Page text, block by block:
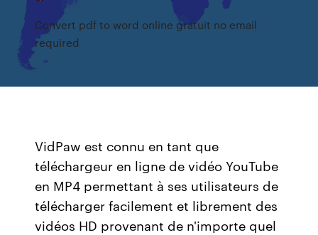
Convert pdf to word online gratuit no email
required
VidPaw est connu en tant que
téléchargeur en ligne de vidéo YouTube
en MP4 permettant à ses utilisateurs de
télécharger facilement et librement des
vidéos HD provenant de n'importe quel